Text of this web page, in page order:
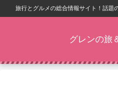
旅行とグルメの総合情報サイト！話題
グレンの旅